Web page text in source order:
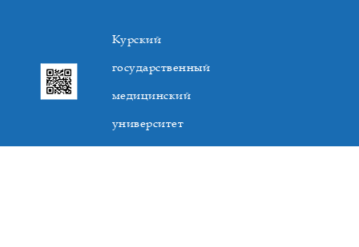
Курский
государственный
медицинский
университет